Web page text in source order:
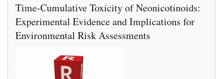
Time‐Cumulative Toxicity of Neonicotinoids:
Experimental Evidence and Implications for
Environmental Risk Assessments